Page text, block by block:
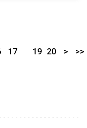
17
19 20 > >>